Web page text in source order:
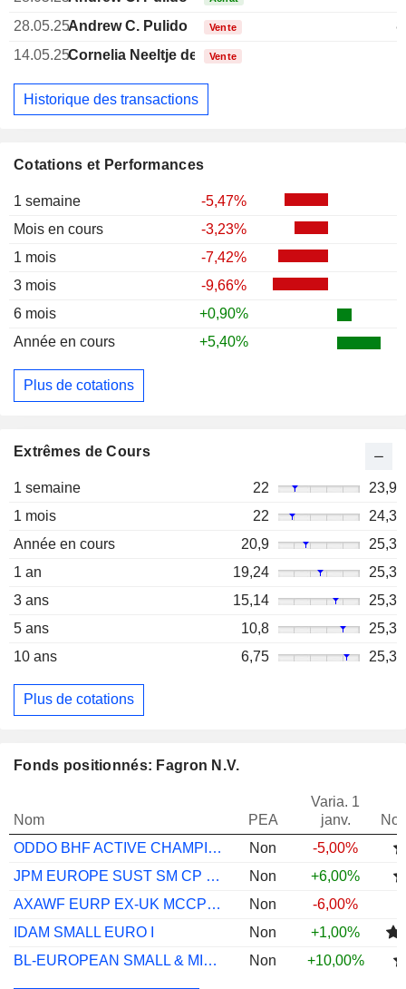
Cotations et Performances
1 semaine
-5,47%
Mois en cours
-3,23%
1 mois
-7,42%
3 mois
-9,66%
6 mois
+0,90%
Année en cours
+5,40%
Plus de cotations
Extrêmes de Cours
1 semaine 22
23,9
1 mois
22
24,3
Année en cours
20,9
25,3
1 an
19,24
25,3
3 ans
15,14
25,3
5 ans
10,8
25,3
10 ans
6,75 25,3
Plus de cotations
28.05.25Andrew C. Pulido Vente
14.05.25Cornelia Neeltje de Jong
Vente
Historique des transactions
Fonds positionnés: Fagron N.V.
Nom PEA
Varia. 1
janv.
ODDO BHF ACTIVE CHAMPIONS CI-EUR
Non
-5,00%
JPM EUROPE SUST SM CP EQ A ACC EUR
Non
+6,00%
AXAWF EURP EX-UK MCCP F CAP EUR
Non
-6,00%
IDAM SMALL EURO I
Non
+1,00%
BL-EUROPEAN SMALL & MID CAPS BM EUR
Non +10,00%